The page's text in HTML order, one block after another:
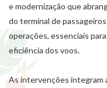
e modernização que
do terminal de
operações, essenciais
eficiência dos voos.
As intervenções integram